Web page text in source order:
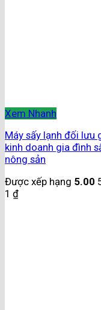
Xem Nhanh
Máy sấy lạnh đối lưu
kinh doanh gia đình
nông sản
Được xếp hạng 5.00
1 ₫